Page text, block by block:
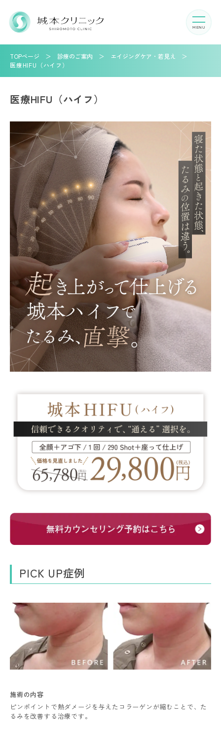
TOPページ 診療のご案内
エイジングケア・若見え
医療HIFU（ハイフ）
医療HIFU（ハイフ）
PICK UP症例
施術の内容
ピンポイントで熱ダメージを与えたコラーゲンが縮むことで、た
るみを改善する治療です。